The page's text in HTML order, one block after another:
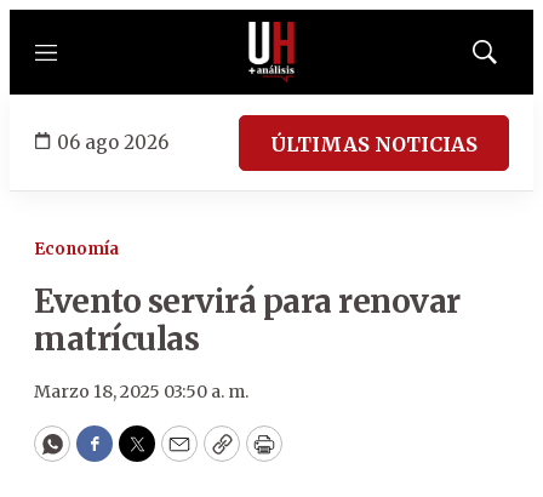
Menú
Mostrar
06 ago 2026 ÚLTIMAS NOTICIAS
Economía
Evento servirá para renovar
matrículas
Marzo 18, 2025 03:50 a. m.
WhatsApp
Facebook
Twitter
EmailCopyPrint